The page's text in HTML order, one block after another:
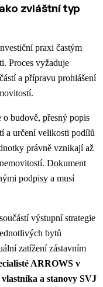
zvláštní typ
praxi častým
Proces vyžaduje
a přípravu prohlášení
o budově, přesný popis
a určení velikosti podílů
právně vznikají až
Dokument
podpisy a musí
výstupní strategie
bytů
zatížení zástavním
ARROWS v
a stanovy SVJ